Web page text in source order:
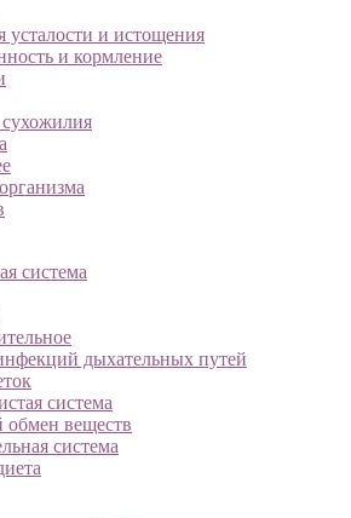
усталости и истощения
и кормление
система
дыхательных путей
система
обмен веществ
система